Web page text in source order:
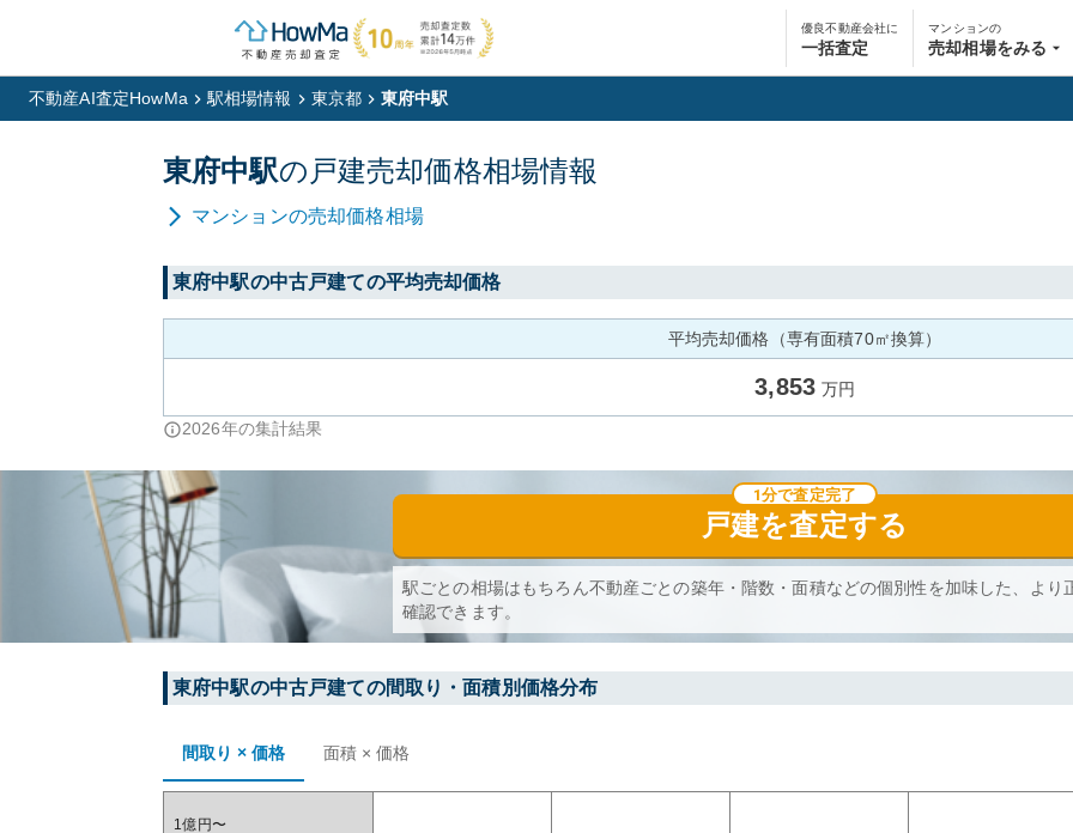
優良不動産会社に
一括査定
マンションの
売却相場をみる
不動産AI査定HowMa 駅相場情報 東京都 東府中駅
東府中駅の 戸建売却価格相場情報
マンションの売却価格相場
東府中駅の中古戸建ての平均売却価格
平均売却価格（専有面積70㎡換算）
3,853 万円
2026年の集計結果
戸建を査定する
1分で査定完了
駅ごとの相場はもちろん不動産ごとの築年・階数・面積などの個別性を加味した、より
確認できます。
東府中駅の中古戸建ての間取り・面積別価格分布
間取り × 価格 面積 × 価格
1億円〜